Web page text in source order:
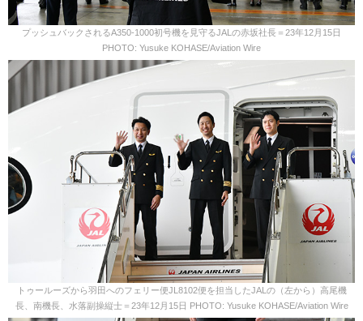
プッシュバックされるA350-1000初号機を見守るJALの赤坂社長＝23年12月15日
PHOTO: Yusuke KOHASE/Aviation Wire
トゥールーズから羽田へのフェリー便JL8102便を担当したJALの（左から）高尾機
長、南機長、水落副操縦士＝23年12月15日 PHOTO: Yusuke KOHASE/Aviation Wire